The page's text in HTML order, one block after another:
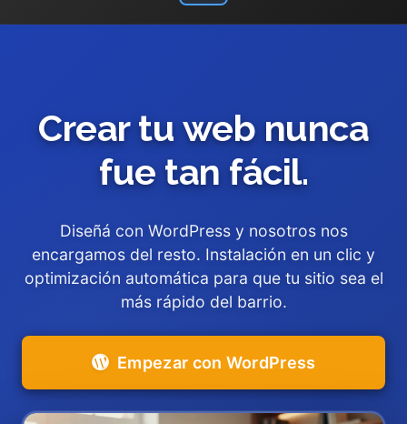
o
Crear tu web nunca
fue tan fácil.
Diseñá con WordPress y nosotros nos
encargamos del resto. Instalación en un clic y
optimización automática para que tu sitio sea el
más rápido del barrio.
Empezar con WordPress